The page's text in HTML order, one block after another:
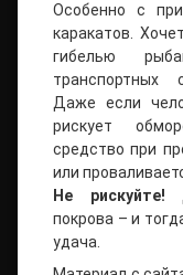
Особенно с
каракатов.
гибелью
транспортных
Даже если
рискует
средство при
или
Не рискуйте!
покрова – и
удача.